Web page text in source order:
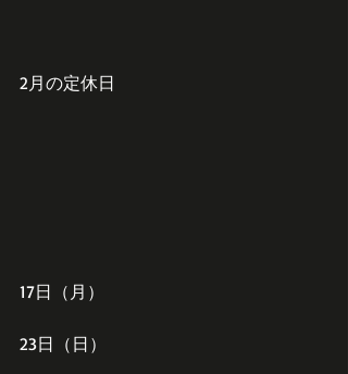
2月の定休日
17日（月）
23日（日）